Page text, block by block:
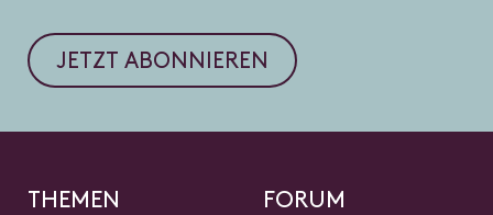
JETZT ABONNIEREN
THEMEN FORUM